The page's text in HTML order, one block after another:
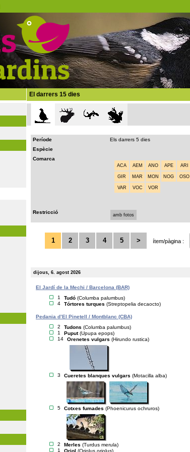
El darrers 15 dies
Període
Els darrers 5 dies
Espècie
Comarca
ACA AEM ANO APE ARI
GIR MAR MON NOG OSO
VAR VOC VOR
Restricció amb fotos
1 2 3 4 5 > ítem/pàgina :
dijous, 6. agost 2026
El Jardí de la Mechi / Barcelona (BAR)
1
Tudó (Columba palumbus)
4
Tórtores turques (Streptopelia decaocto)
Pedania d’El Pinetell / Montblanc (CBA)
2
Tudons (Columba palumbus)
1
Puput (Upupa epops)
14
Orenetes vulgars (Hirundo rustica)
3 Cueretes blanques vulgars (Motacilla alba)
5 Cotxes fumades (Phoenicurus ochruros)
2 Merles (Turdus merula)
1
Oriol (Oriolus oriolus)